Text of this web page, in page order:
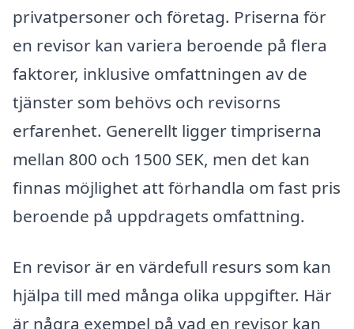
privatpersoner och företag. Priserna för
en revisor kan variera beroende på flera
faktorer, inklusive omfattningen av de
tjänster som behövs och revisorns
erfarenhet. Generellt ligger timpriserna
mellan 800 och 1500 SEK, men det kan
finnas möjlighet att förhandla om fast pris
beroende på uppdragets omfattning.
En revisor är en värdefull resurs som kan
hjälpa till med många olika uppgifter. Här
är några exempel på vad en revisor kan